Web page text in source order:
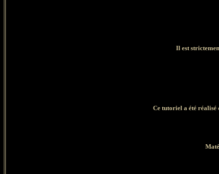
Il est
Ce tutoriel a été réalisé